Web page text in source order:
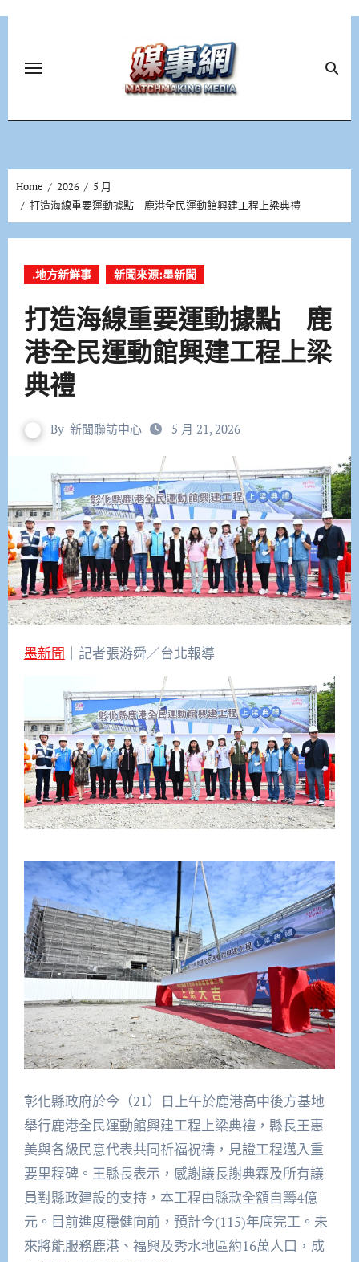
Home 2026
5 月
打造海線重要運動據點 鹿港全民運動館興建工程上梁典禮
.地方新鮮事 新聞來源:墨新聞
打造海線重要運動據點 鹿
港全民運動館興建工程上梁
典禮
By 新聞聯訪中心 5 月 21, 2026
墨新聞 ｜記者張游舜／台北報導
彰化縣政府於今（21）日上午於鹿港高中後方基地
舉行鹿港全民運動館興建工程上梁典禮，縣長王惠
美與各級民意代表共同祈福祝禱，見證工程邁入重
要里程碑。王縣長表示，感謝議長謝典霖及所有議
員對縣政建設的支持，本工程由縣款全額自籌4億
元。目前進度穩健向前，預計今(115)年底完工。未
來將能服務鹿港、福興及秀水地區約16萬人口，成